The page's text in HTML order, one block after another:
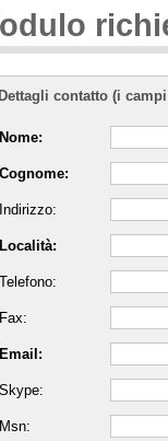
Dettagli contatto (i
Nome:
Cognome:
Indirizzo:
Località:
Telefono:
Fax:
Email:
Skype:
Msn: